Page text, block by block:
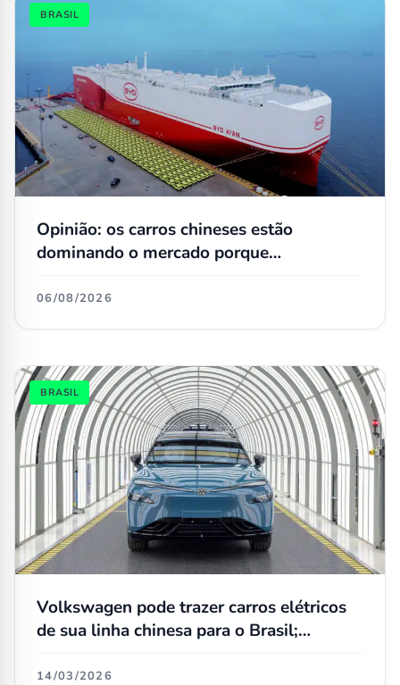
BRASIL
Opinião: os carros chineses estão
dominando o mercado porque
06/08/2026
BRASIL
Volkswagen pode trazer carros elétricos
de sua linha chinesa para o Brasil;
14/03/2026